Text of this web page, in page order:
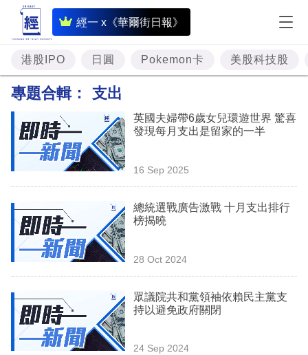
經一 x《華爾街日報》
即
時
財
經
投
資
理
業
科
港股IPO 日圓 Pokemon卡 美股科技股
專題合輯： 支出
英國夫婦帶6歲女兒環遊世界 驚喜
發現每月支出是留家的一半
16 Sep 2025
總統選戰廣告激戰 十月支出排行
榜揭曉
28 Oct 2024
眾議院共和黨領袖依賴民主黨支
持以避免政府關閉
24 Sep 2024